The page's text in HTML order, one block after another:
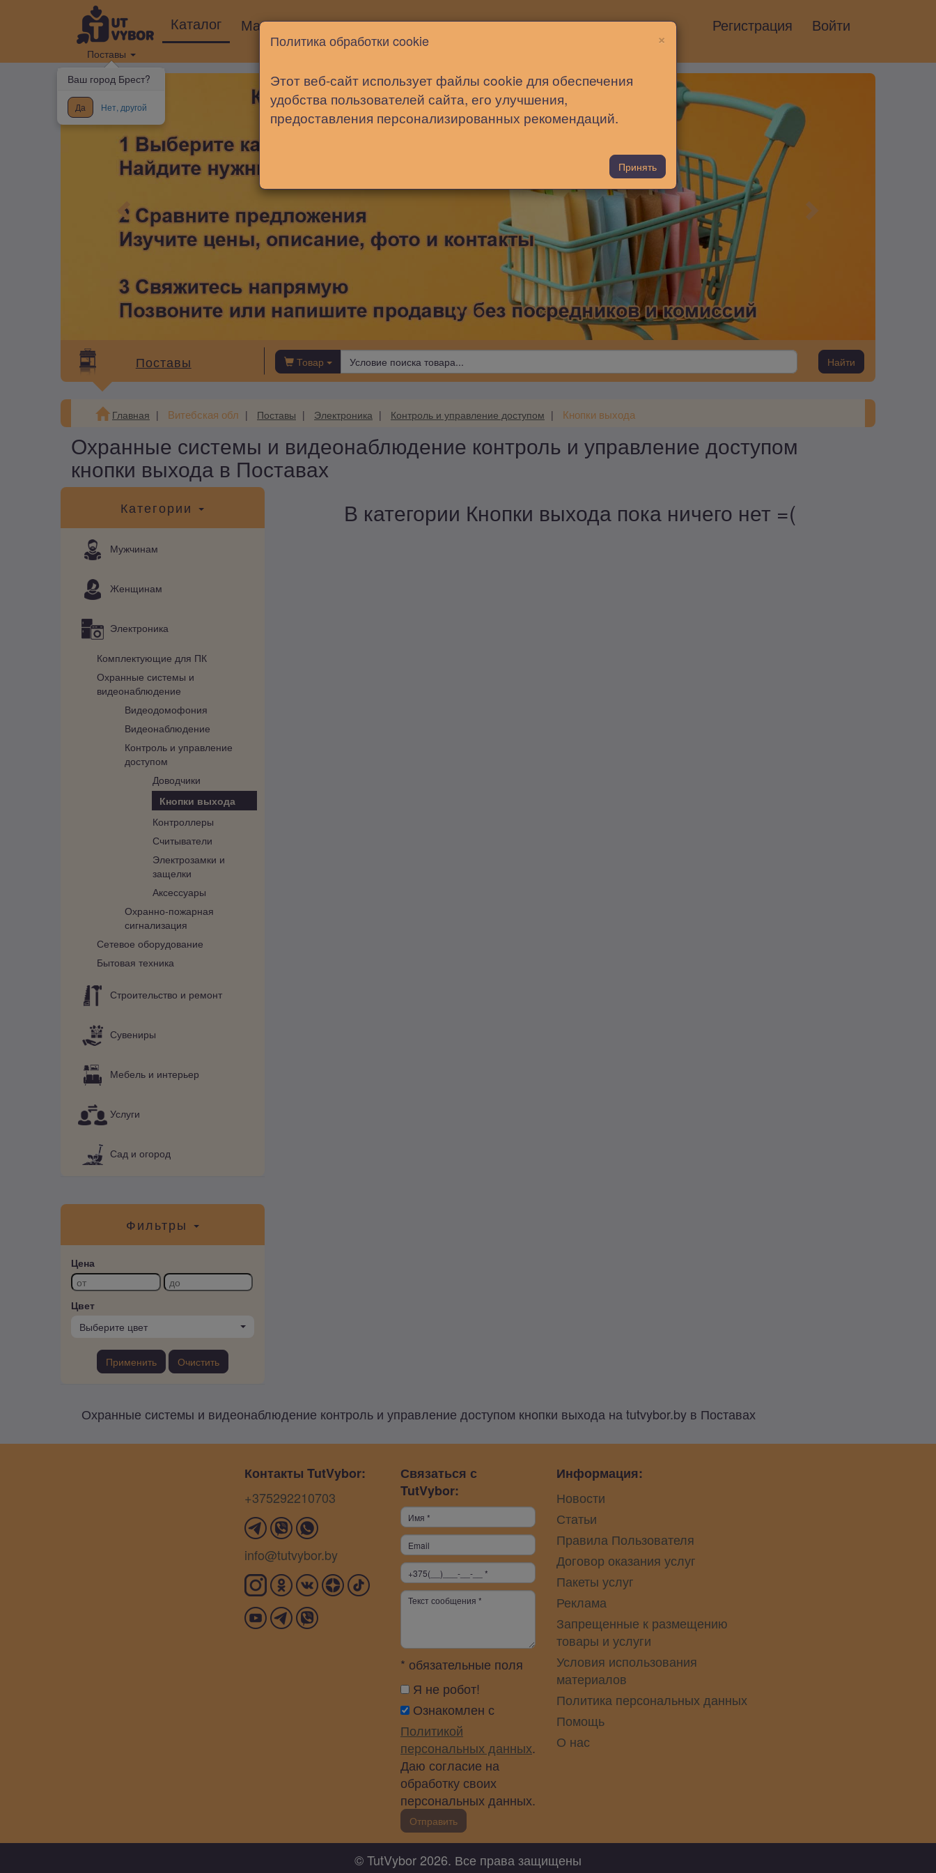
Поставы
Ваш город Брест?
Да Нет, другой
Каталог Магазины Новости Статьи Помощь Регистрация Войти
Поставы Товар Найти
Главная Витебская обл Поставы Электроника Контроль и управление доступом Кнопки выхода
Охранные системы и видеонаблюдение контроль и управление доступом
кнопки выхода в Поставах
Категории
Мужчинам
Женщинам
Электроника
Комплектующие для ПК
Охранные системы и
видеонаблюдение
Видеодомофония
Видеонаблюдение
Контроль и управление
доступом
Доводчики
Кнопки выхода
Контроллеры
Считыватели
Электрозамки и
защелки
Аксессуары
Охранно-пожарная
сигнализация
Сетевое оборудование
Бытовая техника
Строительство и ремонт
Сувениры
Мебель и интерьер
Услуги
Сад и огород
Фильтры
Цена
Цвет
Выберите цвет
Применить Очистить
В категории Кнопки выхода пока ничего нет =(
Охранные системы и видеонаблюдение контроль и управление доступом кнопки выхода на tutvybor.by в Поставах
Контакты TutVybor:
+375292210703
info@tutvybor.by
Связаться с
TutVybor:
* обязательные поля
Я не робот!
Ознакомлен с
Политикой
персональных данных.
Даю согласие на
обработку своих
персональных данных.
Отправить
Информация:
Новости
Статьи
Правила Пользователя
Договор оказания услуг
Пакеты услуг
Реклама
Запрещенные к размещению
товары и услуги
Условия использования
материалов
Политика персональных данных
Помощь
О нас
© TutVybor 2026. Все права защищены
×
Политика обработки cookie
Этот веб-сайт использует файлы cookie для обеспечения
удобства пользователей сайта, его улучшения,
предоставления персонализированных рекомендаций.
Принять